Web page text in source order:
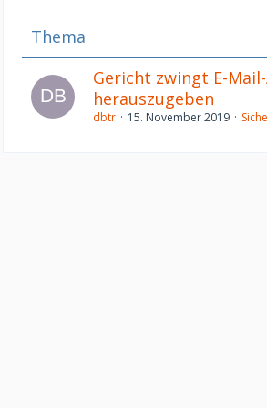
Thema
Gericht zwingt E-
herauszugeben
dbtr 15. November 2019